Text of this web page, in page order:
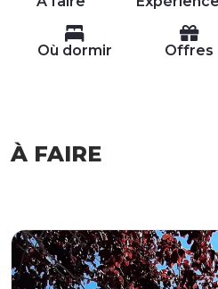
Où dormir Offres
À FAIRE